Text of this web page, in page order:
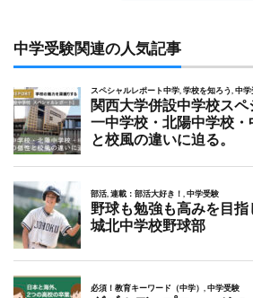
中学受験関連の人気記事